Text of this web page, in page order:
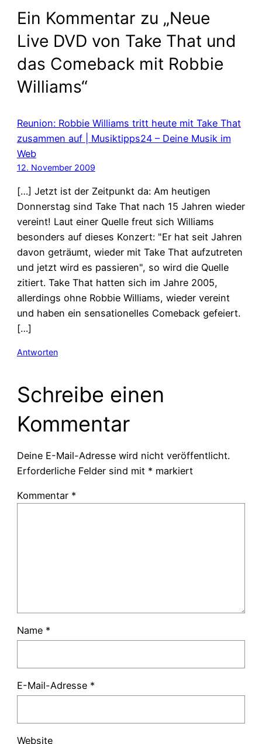
Ein Kommentar zu „Neue
Live DVD von Take That und
das Comeback mit Robbie
Williams“
Reunion: Robbie Williams tritt heute mit Take That
zusammen auf | Musiktipps24 – Deine Musik im
Web
12. November 2009
[…] Jetzt ist der Zeitpunkt da: Am heutigen
Donnerstag sind Take That nach 15 Jahren wieder
vereint! Laut einer Quelle freut sich Williams
besonders auf dieses Konzert: "Er hat seit Jahren
davon geträumt, wieder mit Take That aufzutreten
und jetzt wird es passieren", so wird die Quelle
zitiert. Take That hatten sich im Jahre 2005,
allerdings ohne Robbie Williams, wieder vereint
und haben ein sensationelles Comeback gefeiert.
[…]
Antworten
Schreibe einen
Kommentar
Deine E-Mail-Adresse wird nicht veröffentlicht.
Erforderliche Felder sind mit * markiert
Kommentar *
Name *
E-Mail-Adresse *
Website